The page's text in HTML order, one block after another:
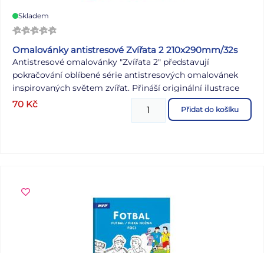
Skladem
Omalovánky antistresové Zvířata 2 210x290mm/32s
Antistresové omalovánky "Zvířata 2" představují
pokračování oblíbené série antistresových omalovánek
inspirovaných světem zvířat. Přináší originální ilustrace
zvířat, ztvárněných pomocí výrazných geometrických
tvarů a pestrých abstraktních vzorů, které nabízejí mnoho
VAROVÁNÍ: Nevhodné pro děti do 3 let. Nebezpečí
vdechnutí a spolknutí malých částic. Uvedená cena je za 1
70 Kč Přidat do košíku